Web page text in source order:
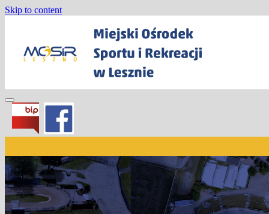
Skip to content
Miejski Ośrodek Sportu i Rekreacji w
Lesznie